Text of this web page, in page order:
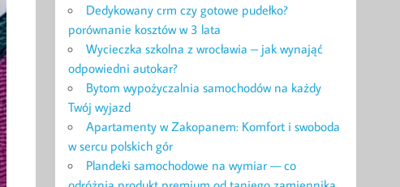
Dedykowany crm czy gotowe pudełko?
porównanie kosztów w 3 lata
Wycieczka szkolna z wrocławia – jak wynająć
odpowiedni autokar?
Bytom wypożyczalnia samochodów na każdy
Twój wyjazd
Apartamenty w Zakopanem: Komfort i swoboda
w sercu polskich gór
Plandeki samochodowe na wymiar — co